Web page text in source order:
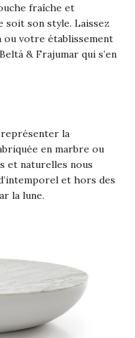
fraîche et
soit son style. Laissez
ou votre établissement
& Frajumar qui s’en
représenter la
en marbre ou
et naturelles nous
et hors des
la lune.